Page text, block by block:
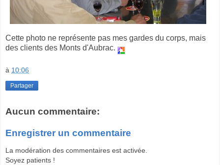
Cette photo ne représente pas mes gardes du corps, mais
des clients des Monts d'Aubrac.
à 10:06
Partager
Aucun commentaire:
Enregistrer un commentaire
La modération des commentaires est activée.
Soyez patients !